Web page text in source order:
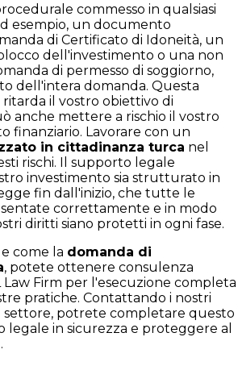
commesso in qualsiasi
esempio, un documento
di Certificato di Idoneità, un
dell'investimento o una non
di permesso di soggiorno,
dell'intera domanda. Questa
il vostro obiettivo di
anche mettere a rischio il vostro
finanziario. Lavorare con un
in cittadinanza turca nel
rischi. Il supporto legale
investimento sia strutturato in
fin dall'inizio, che tutte le
correttamente e in modo
diritti siano protetti in ogni fase.
come la domanda di
, potete ottenere consulenza
Law Firm per l'esecuzione completa
pratiche. Contattando i nostri
settore, potrete completare questo
legale in sicurezza e proteggere al